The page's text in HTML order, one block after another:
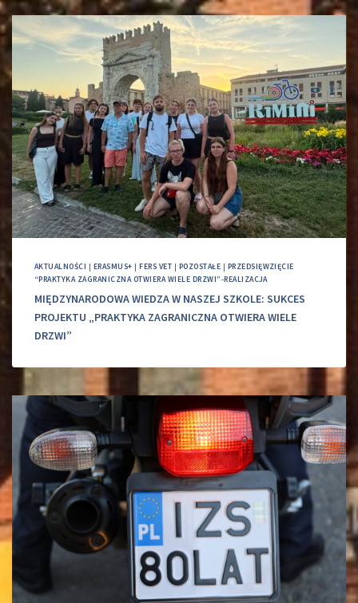
AKTUALNOŚCI | ERASMUS+ |FERS VET | POZOSTAŁE | PRZEDSIĘWZIĘCIE
“PRAKTYKA ZAGRANICZNA OTWIERA WIELE DRZWI”-REALIZACJA
MIĘDZYNARODOWA WIEDZA W NASZEJ SZKOLE: SUKCES
PROJEKTU „PRAKTYKA ZAGRANICZNA OTWIERA WIELE
DRZWI”